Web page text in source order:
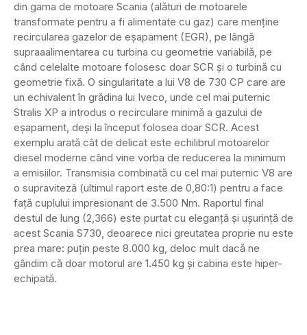
din gama de motoare Scania (alături de motoarele
transformate pentru a fi alimentate cu gaz) care menține
recircularea gazelor de eșapament (EGR), pe lângă
supraaalimentarea cu turbina cu geometrie variabilă, pe
când celelalte motoare folosesc doar SCR și o turbină cu
geometrie fixă. O singularitate a lui V8 de 730 CP care are
un echivalent în grădina lui Iveco, unde cel mai puternic
Stralis XP a introdus o recirculare minimă a gazului de
eșapament, deși la început folosea doar SCR. Acest
exemplu arată cât de delicat este echilibrul motoarelor
diesel moderne când vine vorba de reducerea la minimum
a emisiilor. Transmisia combinată cu cel mai puternic V8 are
o supraviteză (ultimul raport este de 0,80:1) pentru a face
față cuplului impresionant de 3.500 Nm. Raportul final
destul de lung (2,366) este purtat cu eleganță și ușurință de
acest Scania S730, deoarece nici greutatea proprie nu este
prea mare: puțin peste 8.000 kg, deloc mult dacă ne
gândim că doar motorul are 1.450 kg și cabina este hiper-
echipată.